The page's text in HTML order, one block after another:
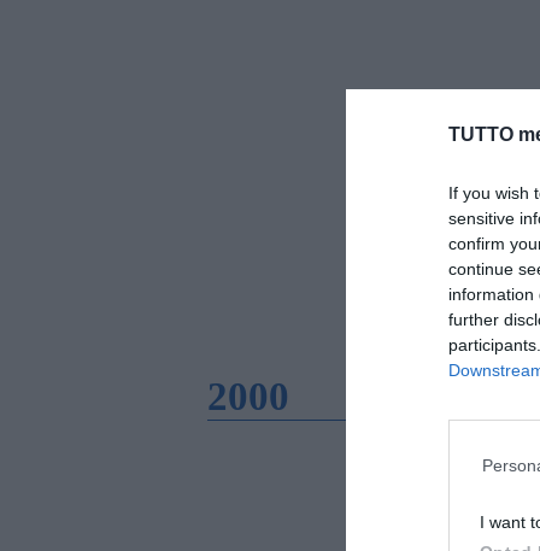
TUTTO
If you wish
sensitive
confirm
continue
information
further
I want
2000